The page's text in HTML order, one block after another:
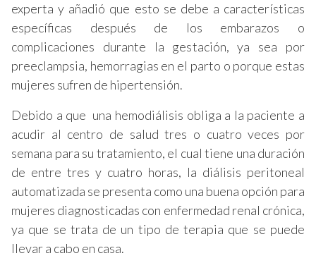
experta y añadió que esto se debe a características
específicas después de los embarazos o
complicaciones durante la gestación, ya sea por
preeclampsia, hemorragias en el parto o porque estas
mujeres sufren de hipertensión.
Debido a que una hemodiálisis obliga a la paciente a
acudir al centro de salud tres o cuatro veces por
semana para su tratamiento, el cual tiene una duración
de entre tres y cuatro horas, la diálisis peritoneal
automatizada se presenta como una buena opción para
mujeres diagnosticadas con enfermedad renal crónica,
ya que se trata de un tipo de terapia que se puede
llevar a cabo en casa.